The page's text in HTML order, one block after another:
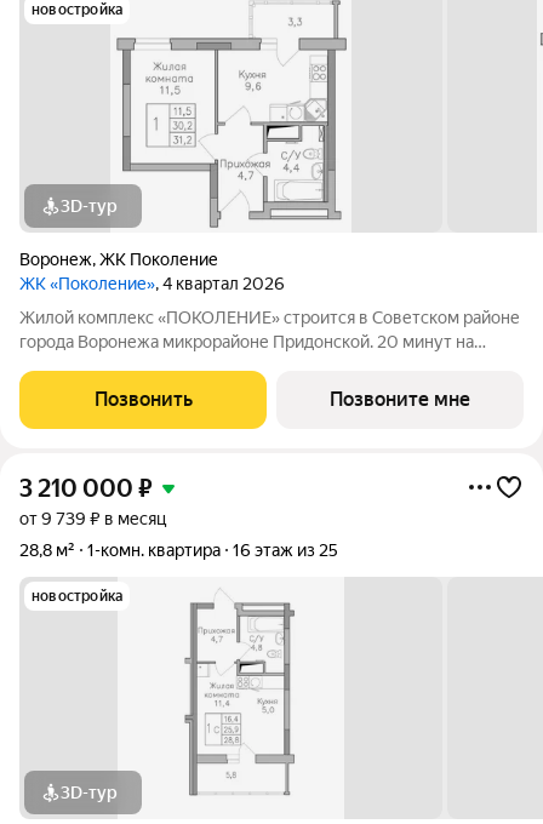
новостройка
3D-тур
Воронеж,ЖК Поколение
ЖК «Поколение», 4 квартал 2026
Жилой комплекс «ПОКОЛЕНИЕ» строится в Советском районе
города Воронежа микрорайоне Придонской. 20 минут на
доступности. Активное благоустройство: спортивные
тренажеры, комфортные детские
Позвонить Позвоните мне
3 210 000 ₽
от 9 739 ₽ в месяц
28,8 м²
1-комн. квартира 16 этаж из 25
новостройка
3D-тур